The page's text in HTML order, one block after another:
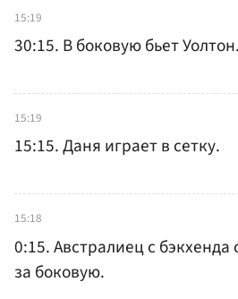
15:19
30:15. В боковую бьет Уолтон.
15:19
15:15. Даня играет в сетку.
15:18
0:15. Австралиец с
за боковую.